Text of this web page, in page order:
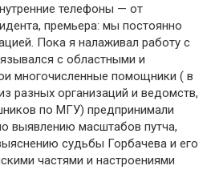
телефоны — от
премьера: мы постоянно
Пока я налаживал работу с
с областными и
многочис­ленные помощники ( в
разных ор­ганизаций и ведомств,
по МГУ) предпринимали
выявлению мас­штабов путча,
судьбы Гор­бачева и его
частями и настрое­ниями